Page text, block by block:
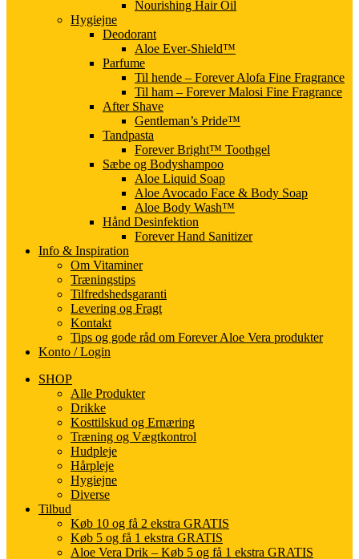
Nourishing Hair Oil
Hygiejne
Deodorant
Aloe Ever-Shield™
Parfume
Til hende – Forever Alofa Fine Fragrance
Til ham – Forever Malosi Fine Fragrance
After Shave
Gentleman’s Pride™
Tandpasta
Forever Bright™ Toothgel
Sæbe og Bodyshampoo
Aloe Liquid Soap
Aloe Avocado Face & Body Soap
Aloe Body Wash™
Hånd Desinfektion
Forever Hand Sanitizer
Info & Inspiration
Om Vitaminer
Træningstips
Tilfredshedsgaranti
Levering og Fragt
Kontakt
Tips og gode råd om Forever Aloe Vera produkter
Konto / Login
SHOP
Alle Produkter
Drikke
Kosttilskud og Ernæring
Træning og Vægtkontrol
Hudpleje
Hårpleje
Hygiejne
Diverse
Tilbud
Køb 10 og få 2 ekstra GRATIS
Køb 5 og få 1 ekstra GRATIS
Aloe Vera Drik – Køb 5 og få 1 ekstra GRATIS